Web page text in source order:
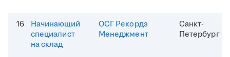
16
Начинающий
специалист
на склад
ОСГ Рекордз
Менеджмент
Санкт-
Петербург